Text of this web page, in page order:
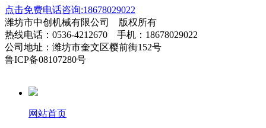
点击免费电话咨询:18678029022
潍坊市中创机械有限公司 版权所有
热线电话：0536-4212670 手机：18678029022
公司地址：潍坊市奎文区樱前街152号
鲁ICP备08107280号
网站首页